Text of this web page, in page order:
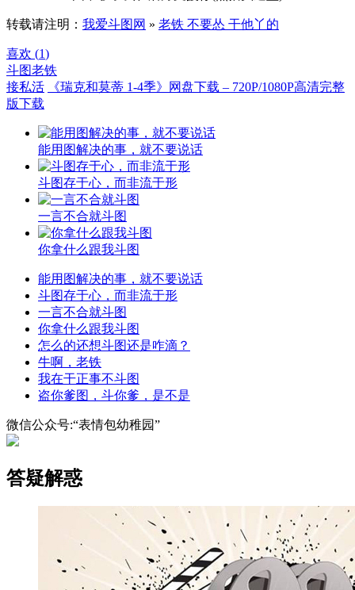
转载请注明： 我爱斗图网 » 老铁 不要怂 干他丫的
喜欢 (1)
斗图老铁
接私活
《瑞克和莫蒂 1-4季》网盘下载 – 720P/1080P高清完整
版下载
能用图解决的事，就不要说话
斗图存于心，而非流于形
一言不合就斗图
你拿什么跟我斗图
能用图解决的事，就不要说话
斗图存于心，而非流于形
一言不合就斗图
你拿什么跟我斗图
怎么的还想斗图还是咋滴？
牛啊，老铁
我在干正事不斗图
盗你爹图，斗你爹，是不是
微信公众号:“表情包幼稚园”
答疑解惑